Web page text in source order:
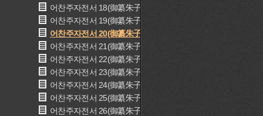
어찬주자전서 18(御纂朱子全書 18)
어찬주자전서 19(御纂朱子全書 19)
어찬주자전서 20(御纂朱子全書 20)
어찬주자전서 21(御纂朱子全書 21)
어찬주자전서 22(御纂朱子全書 22)
어찬주자전서 23(御纂朱子全書 23)
어찬주자전서 24(御纂朱子全書 24)
어찬주자전서 25(御纂朱子全書 25)
어찬주자전서 26(御纂朱子全書 26)